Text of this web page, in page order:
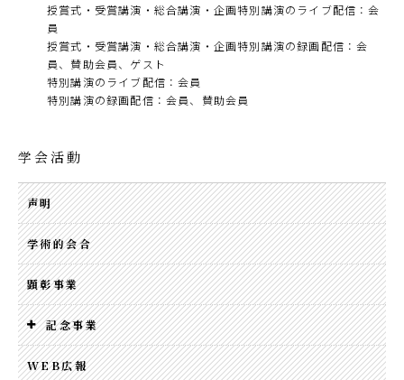
授賞式・受賞講演・総合講演・企画特別講演のライブ配信：会
員
授賞式・受賞講演・総合講演・企画特別講演の録画配信：会
員、賛助会員、ゲスト
特別講演のライブ配信：会員
特別講演の録画配信：会員、賛助会員
学会活動
声明
学術的会合
顕彰事業
記念事業
WEB広報